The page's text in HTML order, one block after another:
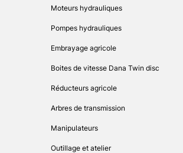
Moteurs hydrauliques
Pompes hydrauliques
Embrayage agricole
Boites de vitesse Dana Twin disc
Réducteurs agricole
Arbres de transmission
Manipulateurs
Outillage et atelier